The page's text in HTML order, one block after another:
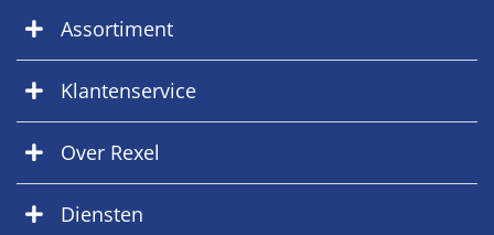
Assortiment
Klantenservice
Over Rexel
Diensten